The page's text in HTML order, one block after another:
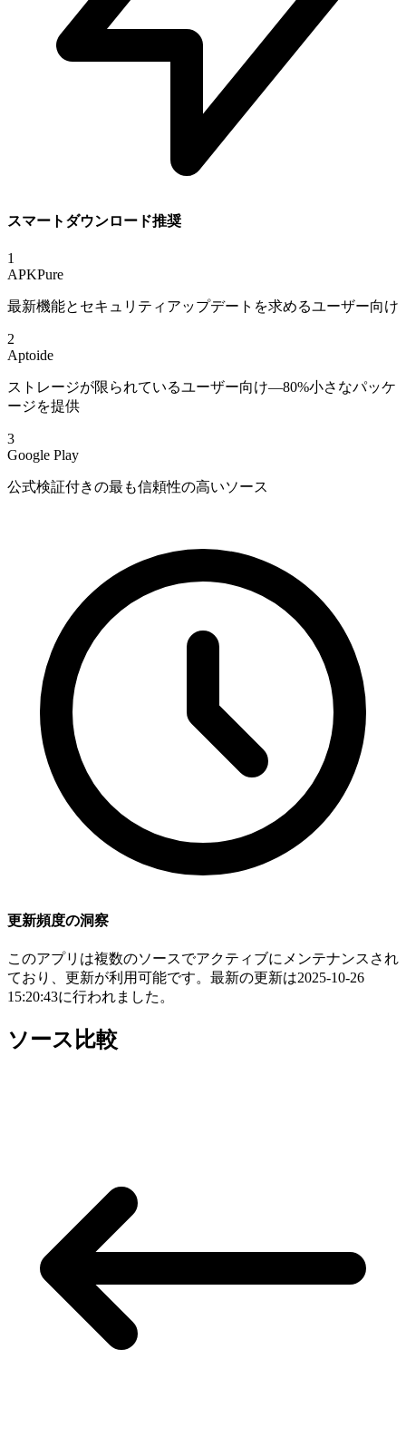
スマートダウンロード推奨
1
APKPure
最新機能とセキュリティアップデートを求めるユーザー向け
2
Aptoide
ストレージが限られているユーザー向け—80%小さなパッケ
ージを提供
3
Google Play
公式検証付きの最も信頼性の高いソース
更新頻度の洞察
このアプリは複数のソースでアクティブにメンテナンスされ
ており、更新が利用可能です。最新の更新は2025-10-26
15:20:43に行われました。
ソース比較